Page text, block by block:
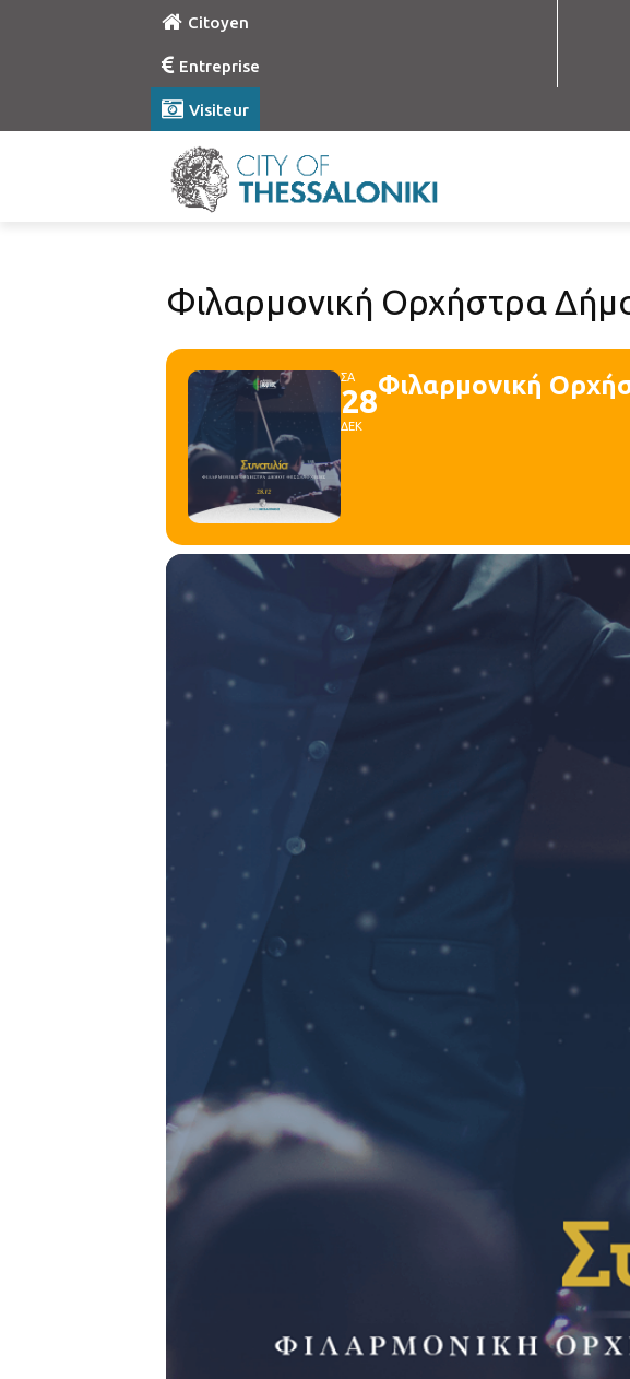
Citoyen
Entreprise
Visiteur
Φιλαρμονική Ορχήστρα
ΣΑ
28
ΔΕΚ
Φιλαρμονική